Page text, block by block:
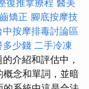
矯正 腳底按摩技
中按摩排毒討論區
多少錢 二手冷凍
介紹和評估中，
念和單詞，並暗